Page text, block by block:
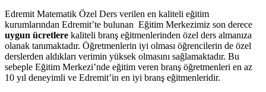
Edremit Matematik Özel Ders verilen en kaliteli eğitim
kurumlarından Edremit’te bulunan Eğitim Merkezimiz son derece
uygun ücretlere kaliteli branş eğitmenlerinden özel ders almanıza
olanak tanımaktadır. Öğretmenlerin iyi olması öğrencilerin de özel
derslerden aldıkları verimin yüksek olmasını sağlamaktadır. Bu
sebeple Eğitim Merkezi’nde eğitim veren branş öğretmenleri en az
10 yıl deneyimli ve Edremit’in en iyi branş eğitmenleridir.